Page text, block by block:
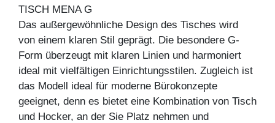
TISCH MENA G
Das außergewöhnliche Design des Tisches wird
von einem klaren Stil geprägt. Die besondere G-
Form überzeugt mit klaren Linien und harmoniert
ideal mit vielfältigen Einrichtungsstilen. Zugleich ist
das Modell ideal für moderne Bürokonzepte
geeignet, denn es bietet eine Kombination von Tisch
und Hocker, an der Sie Platz nehmen und